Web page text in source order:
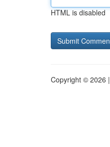
HTML is disabled
Copyright © 2026 |